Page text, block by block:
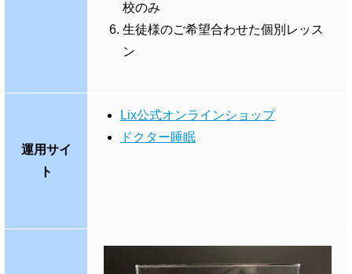
校のみ
生徒様のご希望合わせた個別レッス
ン
運用サイ
ト
Lix公式オンラインショップ
ドクター睡眠